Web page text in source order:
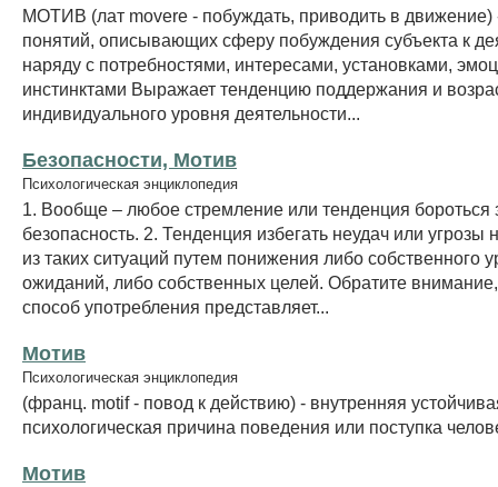
МОТИВ (лат movere - побуждать, приводить в движение)
понятий, описывающих сферу побуждения субъекта к
наряду с потребностями, интересами, установками,
инстинктами Выражает тенденцию поддержания и
индивидуального уровня деятельности...
Безопасности, Мотив
Психологическая энциклопедия
1. Вообще – любое стремление или тенденция бороться
безопасность. 2. Тенденция избегать неудач или угрозы
из таких ситуаций путем понижения либо собственного
ожиданий, либо собственных целей. Обратите
способ употребления представляет...
Мотив
Психологическая энциклопедия
(франц. motif - повод к действию) - внутренняя
психологическая причина поведения или поступка
Мотив